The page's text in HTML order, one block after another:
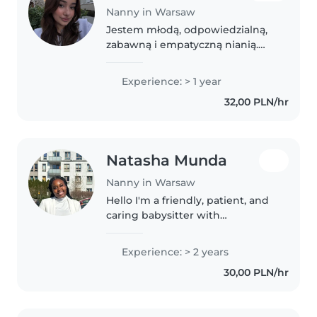
Nanny in Warsaw
Jestem młodą, odpowiedzialną,
zabawną i empatyczną nianią.
opiece nad dziećmi w wieku od
niemowlęcego do szkolnego.
Płynnie posługuję się pięcioma
Experience: > 1 year
32,00 PLN/hr
Natasha Munda
Nanny in Warsaw
Hello I'm a friendly, patient, and
caring babysitter with
children. I'm currently a
preschool teacher for children
aged 3–4 years, and I enjoy
Experience: > 2 years
30,00 PLN/hr